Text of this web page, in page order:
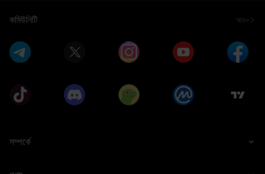
কমিউনিটি আরও
সম্পর্কে